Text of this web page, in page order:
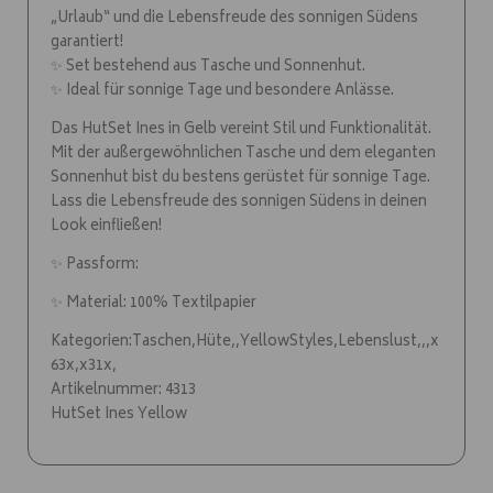
„Urlaub“ und die Lebensfreude des sonnigen Südens
garantiert!
✨ Set bestehend aus Tasche und Sonnenhut.
✨ Ideal für sonnige Tage und besondere Anlässe.
Das HutSet Ines in Gelb vereint Stil und Funktionalität.
Mit der außergewöhnlichen Tasche und dem eleganten
Sonnenhut bist du bestens gerüstet für sonnige Tage.
Lass die Lebensfreude des sonnigen Südens in deinen
Look einfließen!
✨ Passform:
✨ Material: 100% Textilpapier
Kategorien:Taschen,Hüte,,YellowStyles,Lebenslust,,,x
63x,x31x,
Artikelnummer: 4313
HutSet Ines Yellow